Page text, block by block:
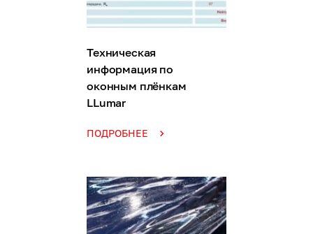
Техническая
информация по
оконным плёнкам
LLumar
ПОДРОБНЕЕ